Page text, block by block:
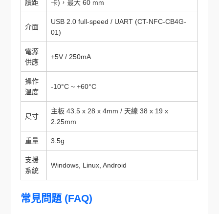
讀距
卡)，最大 60 mm
介面
USB 2.0 full-speed / UART (CT-NFC-CB4G-
01)
電源
供應
+5V / 250mA
操作
溫度
-10°C ~ +60°C
尺寸
主板 43.5 x 28 x 4mm / 天線 38 x 19 x
2.25mm
重量 3.5g
支援
系統
Windows, Linux, Android
常見問題 (FAQ)